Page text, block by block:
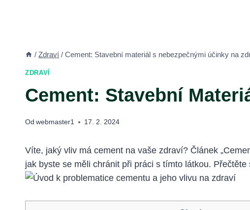
/ Zdraví / Cement: Stavební materiál s nebezpečnými účinky na
ZDRAVÍ
Cement: Stavební
Od webmaster1 17. 2. 2024
Víte, jaký vliv má cement na vaše zdraví? Článek
jak byste se měli chránit při práci s tímto látkou.